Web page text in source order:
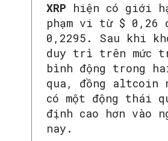
XRP hiện có giới
phạm vi từ $ 0,26
0,2295. Sau khi
duy trì trên mức
bình động trong
qua, đồng altcoin
có một động thái
định cao hơn vào
nay.